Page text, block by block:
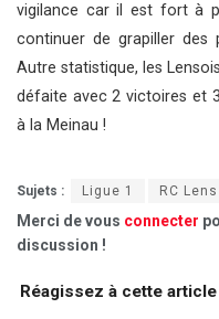
vigilance car il est fort à
continuer de grapiller des
Autre statistique, les
défaite avec 2 victoires et
à la Meinau !
Sujets : Ligue 1 RC Lens
Merci de vous connecter
discussion !
Réagissez à cette